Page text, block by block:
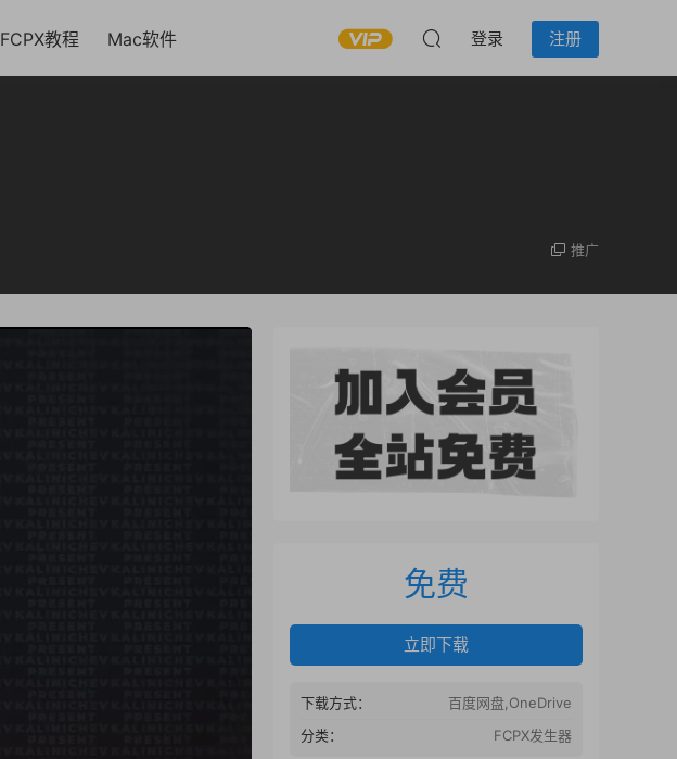
FCPX教程 Mac软件 登录 注册
推广
免费
立即下载
下载方式：
百度网盘,OneDrive
分类：
FCPX发生器